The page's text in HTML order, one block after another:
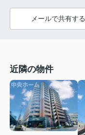
メールで共有する
近隣の物件